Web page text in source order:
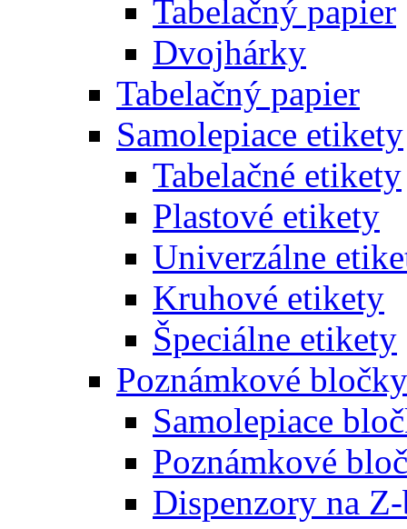
Tabelačný papier
Dvojhárky
Tabelačný papier
Samolepiace etikety
Tabelačné etikety
Plastové etikety
Univerzálne
Kruhové etikety
Špeciálne etikety
Poznámkové bločky
Samolepiace
Poznámkové
Dispenzory na